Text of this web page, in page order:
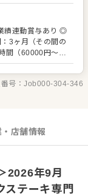
楽しんでいただ
◆ステップ2：
て徐々に） 現場
シフト管理や在
お店や仕事に十
すぐ近くでフォ
績連動賞与あり ◎
3ヶ月（その間の
間（60000円～）
。
号：Job000-304-346
店舗情報
2026年9月
ステーキ専門